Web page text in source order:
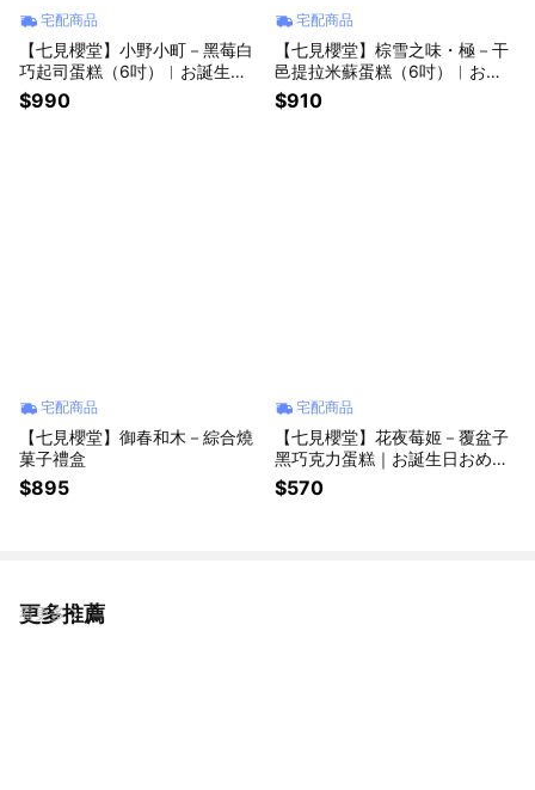
宅配商品
【七見櫻堂】小野小町－黑莓白
巧起司蛋糕（6吋）︱お誕生日
おめでとう、生日蛋糕
$990
宅配商品
【七見櫻堂】棕雪之味・極－干
邑提拉米蘇蛋糕（6吋）︱お誕
生日おめでとう、
$910
宅配商品
【七見櫻堂】御春和木－綜合燒
菓子禮盒
$895
宅配商品
【七見櫻堂】花夜莓姬－覆盆子
黑巧克力蛋糕｜お誕生日おめで
とう、
$570
更多推薦
看更多